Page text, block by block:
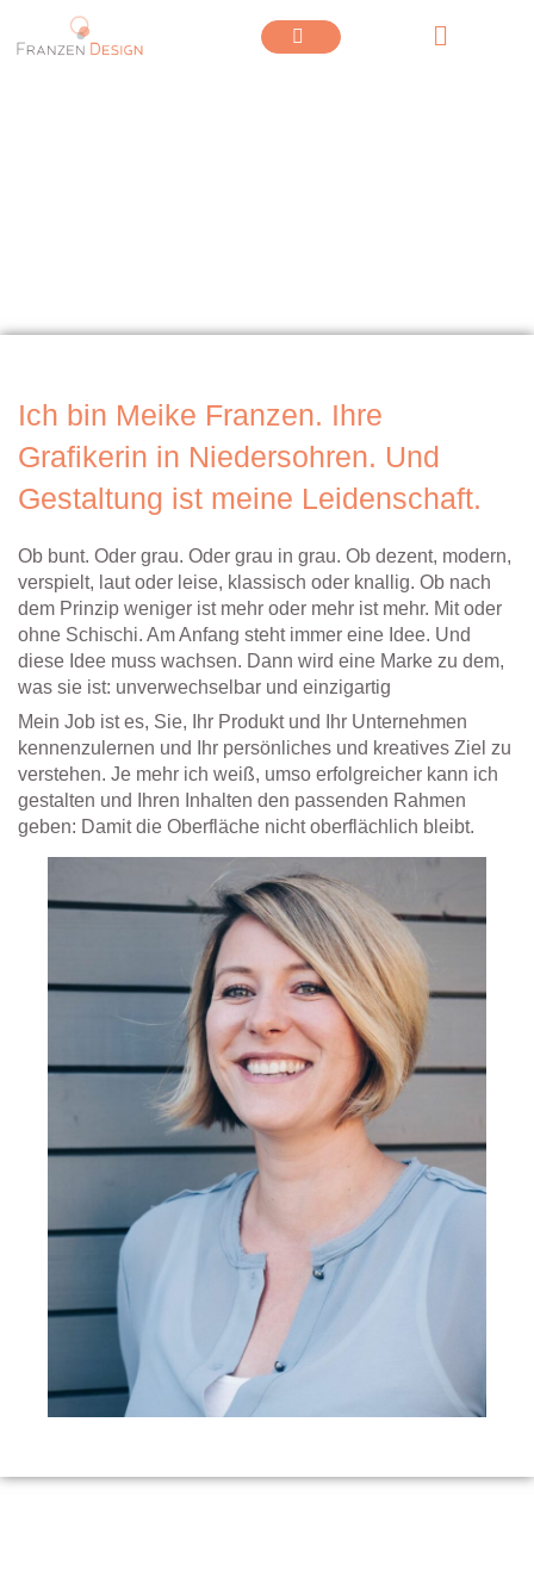
Ich bin Meike Franzen. Ihre
Grafikerin in Niedersohren. Und
Gestaltung ist meine Leidenschaft.
Ob bunt. Oder grau. Oder grau in grau. Ob dezent, modern,
verspielt, laut oder leise, klassisch oder knallig. Ob nach
dem Prinzip weniger ist mehr oder mehr ist mehr. Mit oder
ohne Schischi. Am Anfang steht immer eine Idee. Und
diese Idee muss wachsen. Dann wird eine Marke zu dem,
was sie ist: unverwechselbar und einzigartig
Mein Job ist es, Sie, Ihr Produkt und Ihr Unternehmen
kennenzulernen und Ihr persönliches und kreatives Ziel zu
verstehen. Je mehr ich weiß, umso erfolgreicher kann ich
gestalten und Ihren Inhalten den passenden Rahmen
geben: Damit die Oberfläche nicht oberflächlich bleibt.